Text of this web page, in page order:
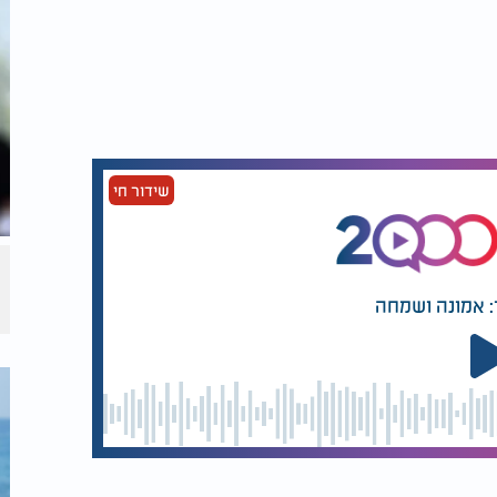
מתוך הבנה ברורה שמי שמקל ראש בחוקי
שידור חי
אמונה ושמחה